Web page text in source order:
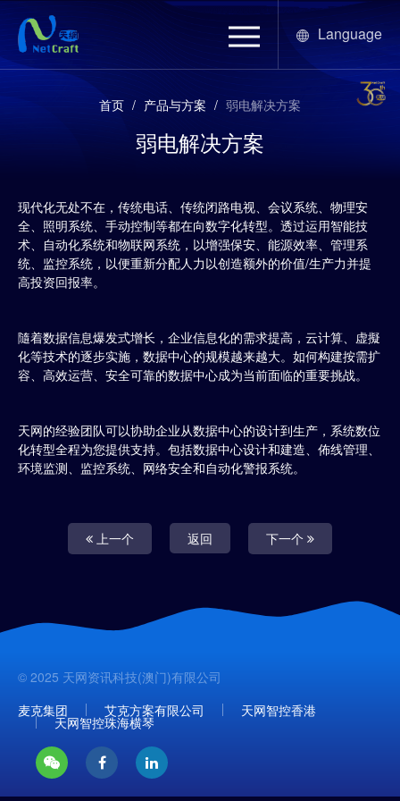
Language
首页 / 产品与方案 / 弱电解决方案
弱电解决方案
现代化无处不在，传统电话、传统闭路电视、会议系统、物理安
全、照明系统、手动控制等都在向数字化转型。透过运用智能技
术、自动化系统和物联网系统，以增强保安、能源效率、管理系
统、监控系统，以便重新分配人力以创造额外的价值/生产力并提
高投资回报率。
隨着数据信息爆发式增长，企业信息化的需求提高，云计算、虚擬
化等技术的逐步实施，数据中心的规模越来越大。如何构建按需扩
容、高效运营、安全可靠的数据中心成为当前面临的重要挑战。
天网的经验团队可以协助企业从数据中心的设计到生产，系统数位
化转型全程为您提供支持。包括数据中心设计和建造、佈线管理、
环境监测、监控系统、网络安全和自动化警报系统。
上一个 返回 下一个
© 2025 天网资讯科技(澳门)有限公司
麦克集团
艾克方案有限公司 天网智控香港
天网智控珠海横琴